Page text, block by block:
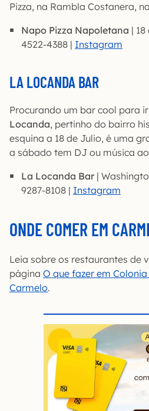
Pizza, na Rambla Costanera,
Napo Pizza Napoletana |
4522-4388 | Instagram
LA LOCANDA BAR
Procurando um bar cool para
Locanda, pertinho do bairro
esquina a 18 de Julio, é uma
a sábado tem DJ ou música
La Locanda Bar |
9287-8108 | Instagram
ONDE COMER EM
Leia sobre os restaurantes de
página O que fazer em
Carmelo.